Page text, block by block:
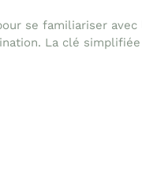
se familiariser
La clé